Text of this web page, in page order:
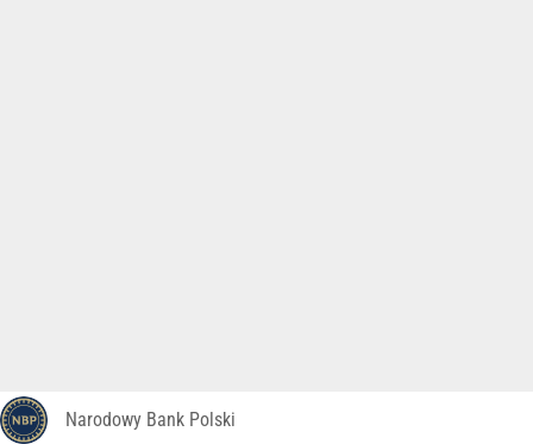
Narodowy Bank Polski